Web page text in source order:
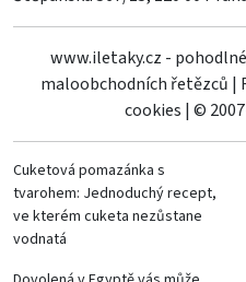
www.iletaky.cz -
maloobchodních řetězců |
cookies | ©
Cuketová pomazánka s
tvarohem: Jednoduchý recept,
ve kterém cuketa nezůstane
vodnatá